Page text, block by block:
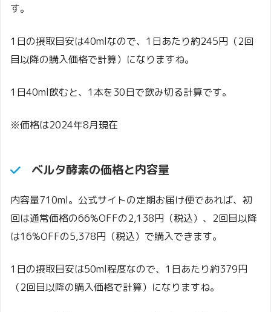
す。
1日の摂取目安は40mlなので、1日あたり約245円（2回
目以降の購入価格で計算）になりますね。
1日40ml飲むと、1本を30日で飲み切る計算です。
※価格は2024年8月現在
ベルタ酵素の価格と内容量
内容量710ml。公式サイトの定期お届け便であれば、初
回は通常価格の66%OFFの2,138円（税込）、2回目以降
は16%OFFの5,378円（税込）で購入できます。
1日の摂取目安は50ml程度なので、1日あたり約379円
（2回目以降の購入価格で計算）になりますね。